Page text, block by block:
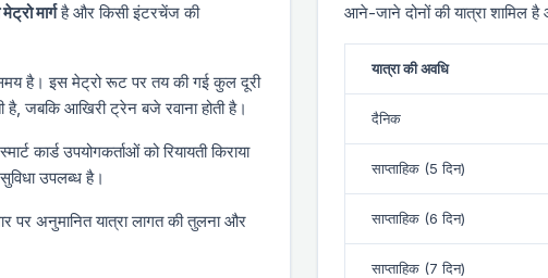
मार्गहै और किसी इंटरचेंज की
है। इस मेट्रो रूट पर तय की गई कुल दूरी
है, जबकि आखिरी ट्रेनबजे रवाना होती है।
कार्ड उपयोगकर्ताओं को रियायती किराया
उपलब्ध है।
पर अनुमानित यात्रा लागत की तुलना और
आने-जाने दोनों की यात्रा शामिल
यात्रा की अवधि
दैनिक
साप्ताहिक (5 दिन)
साप्ताहिक (6 दिन)
साप्ताहिक (7 दिन)